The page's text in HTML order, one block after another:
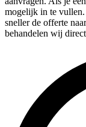
mogelijk in te
sneller de offerte
behandelen wij